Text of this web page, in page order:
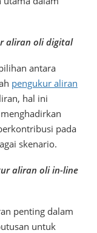
aliran oli digital
antara
pengukur aliran
hal ini
pada
skenario.
aliran oli in-line
penting dalam
untuk